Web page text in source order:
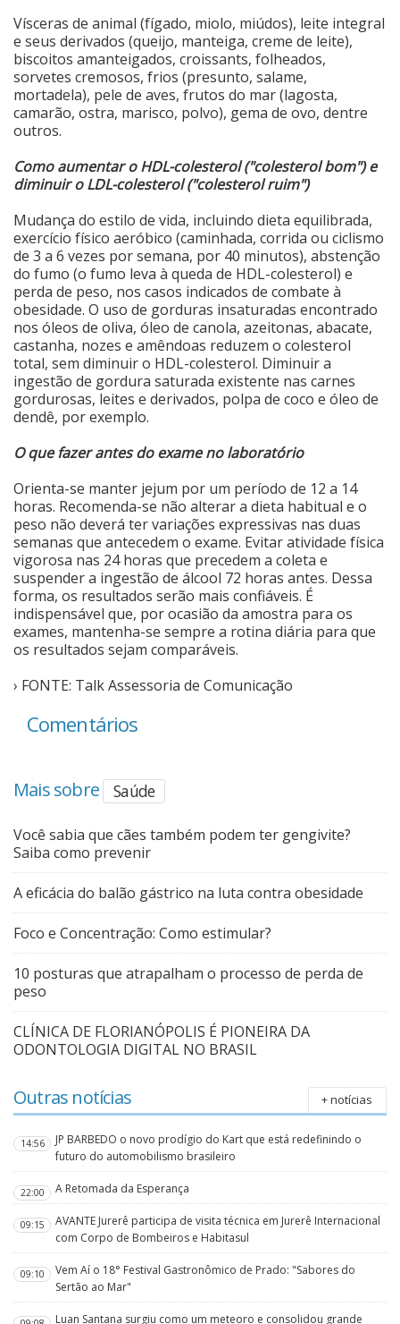
Vísceras de animal (fígado, miolo, miúdos), leite integral
e seus derivados (queijo, manteiga, creme de leite),
biscoitos amanteigados, croissants, folheados,
sorvetes cremosos, frios (presunto, salame,
mortadela), pele de aves, frutos do mar (lagosta,
camarão, ostra, marisco, polvo), gema de ovo, dentre
outros.
Como aumentar o HDL-colesterol ("colesterol bom") e
diminuir o LDL-colesterol ("colesterol ruim")
Mudança do estilo de vida, incluindo dieta equilibrada,
exercício físico aeróbico (caminhada, corrida ou ciclismo
de 3 a 6 vezes por semana, por 40 minutos), abstenção
do fumo (o fumo leva à queda de HDL-colesterol) e
perda de peso, nos casos indicados de combate à
obesidade. O uso de gorduras insaturadas encontrado
nos óleos de oliva, óleo de canola, azeitonas, abacate,
castanha, nozes e amêndoas reduzem o colesterol
total, sem diminuir o HDL-colesterol. Diminuir a
ingestão de gordura saturada existente nas carnes
gordurosas, leites e derivados, polpa de coco e óleo de
dendê, por exemplo.
O que fazer antes do exame no laboratório
Orienta-se manter jejum por um período de 12 a 14
horas. Recomenda-se não alterar a dieta habitual e o
peso não deverá ter variações expressivas nas duas
semanas que antecedem o exame. Evitar atividade física
vigorosa nas 24 horas que precedem a coleta e
suspender a ingestão de álcool 72 horas antes. Dessa
forma, os resultados serão mais confiáveis. É
indispensável que, por ocasião da amostra para os
exames, mantenha-se sempre a rotina diária para que
os resultados sejam comparáveis.
› FONTE: Talk Assessoria de Comunicação
Comentários
Mais sobre Saúde
Você sabia que cães também podem ter gengivite?
Saiba como prevenir
A eficácia do balão gástrico na luta contra obesidade
Foco e Concentração: Como estimular?
10 posturas que atrapalham o processo de perda de
peso
CLÍNICA DE FLORIANÓPOLIS É PIONEIRA DA
ODONTOLOGIA DIGITAL NO BRASIL
Outras notícias + notícias
14:56
JP BARBEDO o novo prodígio do Kart que está redefinindo o
futuro do automobilismo brasileiro
22:00 A Retomada da Esperança
09:15
AVANTE Jurerê participa de visita técnica em Jurerê Internacional
com Corpo de Bombeiros e Habitasul
09:10
Vem Aí o 18° Festival Gastronômico de Prado: "Sabores do
Sertão ao Mar"
Luan Santana surgiu como um meteoro e consolidou grande